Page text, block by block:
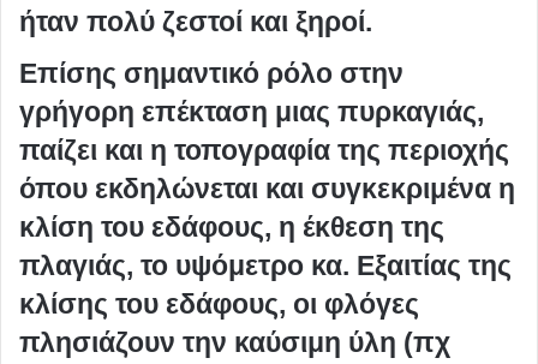
ήταν πολύ ζεστοί και ξηροί.
Επίσης σημαντικό ρόλο στην
γρήγορη επέκταση μιας πυρκαγιάς,
παίζει και η τοπογραφία της περιοχής
όπου εκδηλώνεται και συγκεκριμένα η
κλίση του εδάφους, η έκθεση της
πλαγιάς, το υψόμετρο κα. Εξαιτίας της
κλίσης του εδάφους, οι φλόγες
πλησιάζουν την καύσιμη ύλη (πχ